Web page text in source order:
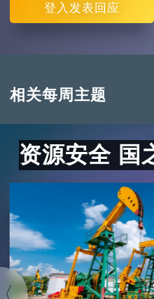
登入 发表回应
相关每周主题
资源安全 国